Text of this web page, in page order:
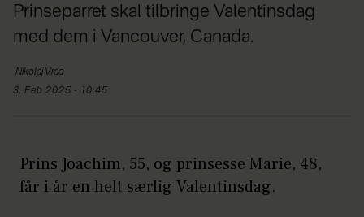
Prinseparret skal tilbringe Valentinsdag
med dem i Vancouver, Canada.
Nikolaj Vraa
3. Feb 2025 - 10:45
Prins Joachim, 55, og prinsesse Marie, 48,
får i år en helt særlig Valentinsdag.